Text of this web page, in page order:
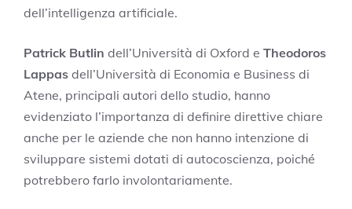
dell’intelligenza artificiale.
Patrick Butlin dell’Università di Oxford e Theodoros
Lappas dell’Università di Economia e Business di
Atene, principali autori dello studio, hanno
evidenziato l’importanza di definire direttive chiare
anche per le aziende che non hanno intenzione di
sviluppare sistemi dotati di autocoscienza, poiché
potrebbero farlo involontariamente.